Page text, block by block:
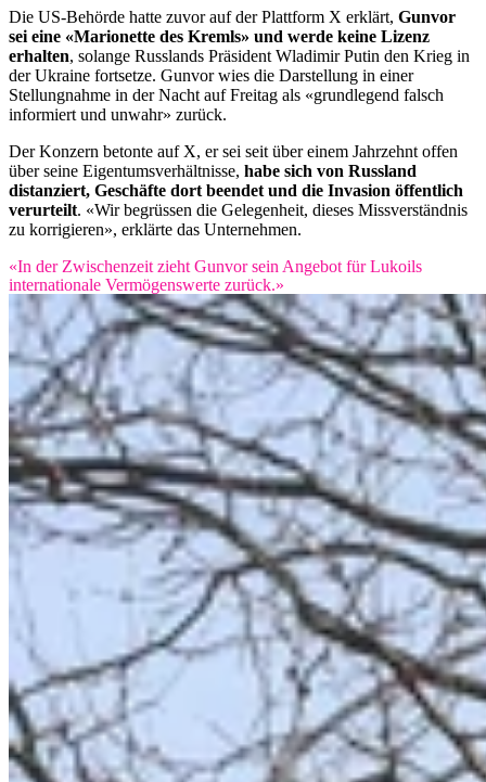
Die US-Behörde hatte zuvor auf der Plattform X erklärt, Gunvor
sei eine «Marionette des Kremls» und werde keine Lizenz
erhalten, solange Russlands Präsident Wladimir Putin den Krieg in
der Ukraine fortsetze. Gunvor wies die Darstellung in einer
Stellungnahme in der Nacht auf Freitag als «grundlegend falsch
informiert und unwahr» zurück.
Der Konzern betonte auf X, er sei seit über einem Jahrzehnt offen
über seine Eigentumsverhältnisse, habe sich von Russland
distanziert, Geschäfte dort beendet und die Invasion öffentlich
verurteilt. «Wir begrüssen die Gelegenheit, dieses Missverständnis
zu korrigieren», erklärte das Unternehmen.
«In der Zwischenzeit zieht Gunvor sein Angebot für Lukoils
internationale Vermögenswerte zurück.»